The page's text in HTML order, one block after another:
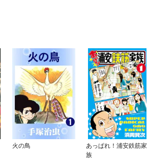
火の鳥
あっぱれ！浦安鉄筋家
族